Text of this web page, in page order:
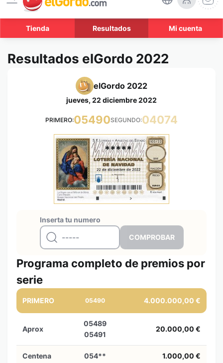
Tienda Resultados Mi cuenta
Resultados elGordo 2022
elGordo 2022
jueves, 22 diciembre 2022
PRIMERO:05490SEGUNDO:04074
Inserta tu numero
*****
Programa completo de premios por
serie
PRIMERO 05490 4.000.000,00 €
Aprox
05489
05491
20.000,00 €
Centena 054** 1.000,00 €